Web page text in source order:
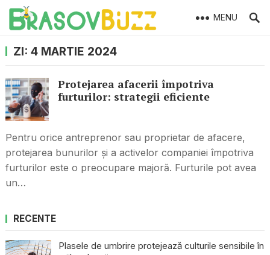
MENU
ZI: 4 MARTIE 2024
Protejarea afacerii împotriva
furturilor: strategii eficiente
Pentru orice antreprenor sau proprietar de afacere,
protejarea bunurilor și a activelor companiei împotriva
furturilor este o preocupare majoră. Furturile pot avea
un…
RECENTE
Plasele de umbrire protejează culturile sensibile în